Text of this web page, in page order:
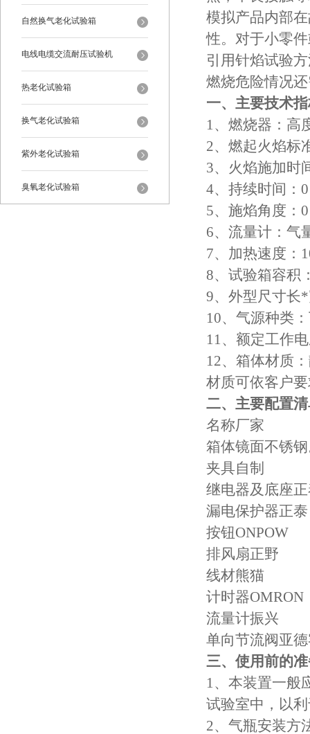
自然换气老化试验箱
电线电缆交流耐压试验机
热老化试验箱
换气老化试验箱
紫外老化试验箱
臭氧老化试验箱
模拟产品内部
性。对于小零
引用针焰试验
燃烧危险情况
一、主要技术
1、燃烧器：高
2、燃起火焰标
3、火焰施加时
4、持续时间：
5、施焰角度：
6、流量计：气
7、加热速度：
8、试验箱容积
9、外型尺寸长
10、气源种类
11、额定工作
12、箱体材质
材质可依客户
二、主要配置
名称厂家
箱体镜面不锈
夹具自制
继电器及底座
漏电保护器正泰
按钮ONPOW
排风扇正野
线材熊猫
计时器OMRON
流量计振兴
单向节流阀亚
三、使用前的
1、本装置一般
试验室中，以
2、气瓶安装方